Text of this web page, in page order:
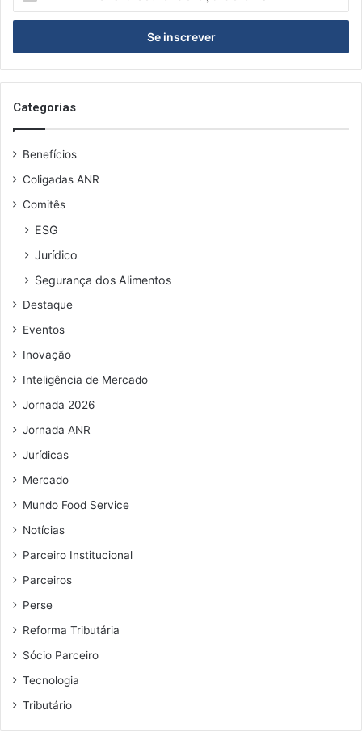
seu
de
email
Categorias
Benefícios
Coligadas ANR
Comitês
ESG
Jurídico
Segurança dos Alimentos
Destaque
Eventos
Inovação
Inteligência de Mercado
Jornada 2026
Jornada ANR
Jurídicas
Mercado
Mundo Food Service
Notícias
Parceiro Institucional
Parceiros
Perse
Reforma Tributária
Sócio Parceiro
Tecnologia
Tributário